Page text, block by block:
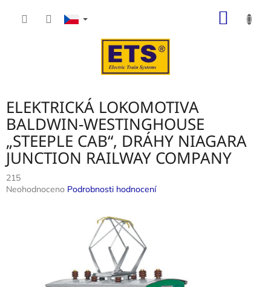
ELEKTRICKÁ LOKOMOTIVA
BALDWIN-WESTINGHOUSE
„STEEPLE CAB“, DRÁHY NIAGARA
JUNCTION RAILWAY COMPANY
215
Průměrné
Neohodnoceno Podrobnosti hodnocení